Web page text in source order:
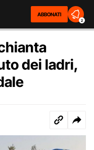
ABBONATI
2
dei ladri,